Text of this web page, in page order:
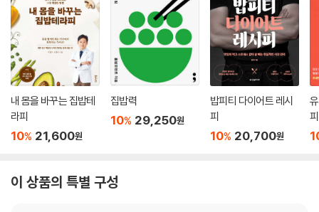
내 몸을 바꾸는 집밥테
라피
10% 21,600원
집밥력
10% 29,250원
밥피티 다이어트 레시
피
10% 20,700원
피
이 상품의 특별 구성